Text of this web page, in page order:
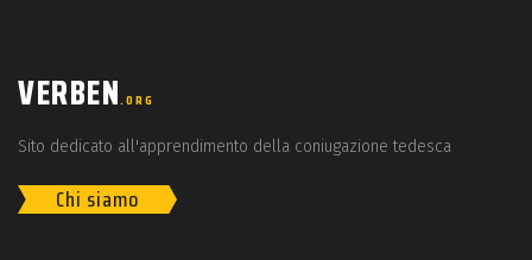
VERBEN.ORG
Sito dedicato all'apprendimento della coniugazione tedesca
Chi siamo